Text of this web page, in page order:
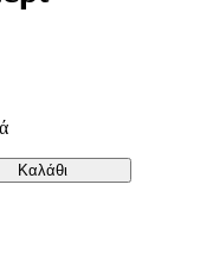
Καλάθι